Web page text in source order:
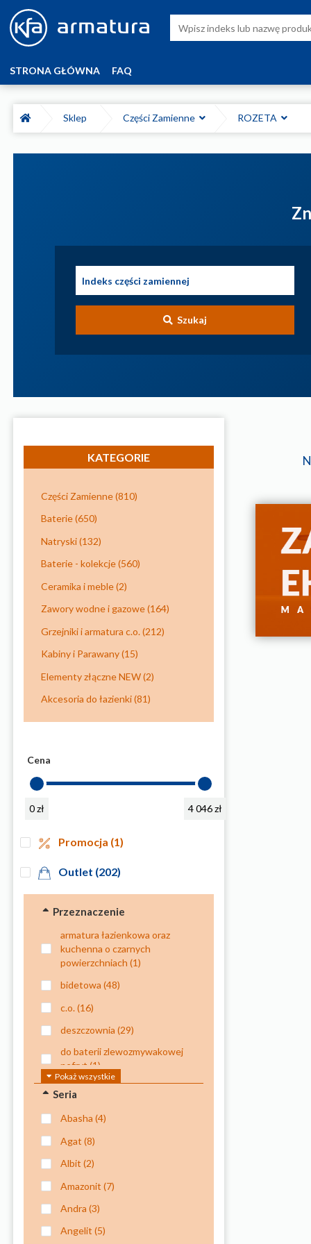
STRONA GŁÓWNA FAQ
Sklep Części Zamienne ROZETA
Szukaj
KATEGORIE
Części Zamienne(810)
Baterie(650)
Natryski(132)
Baterie - kolekcje(560)
Ceramika i meble(2)
Zawory wodne i gazowe(164)
Grzejniki i armatura c.o.(212)
Kabiny i Parawany(15)
Elementy złączne NEW(2)
Akcesoria do łazienki(81)
Cena
0 zł 4 046 zł
Promocja (1)
Outlet (202)
Przeznaczenie
armatura łazienkowa oraz
kuchenna o czarnych
powierzchniach (1)
bidetowa (48)
c.o.(16)
deszczownia (29)
do baterii zlewozmywakowej
nefryt (1)
do czyszczenia powierzchni
szklanych, tj. szyby, kabiny,
lustra(1)
do natrysków
do natrysku kuchennego
do natrysku kuchennego
oraz baterii
wielootworowych
Pokaż wszystkie
Seria
abasha (4)
agat (8)
albit (2)
amazonit (7)
andra (3)
angelit (5)